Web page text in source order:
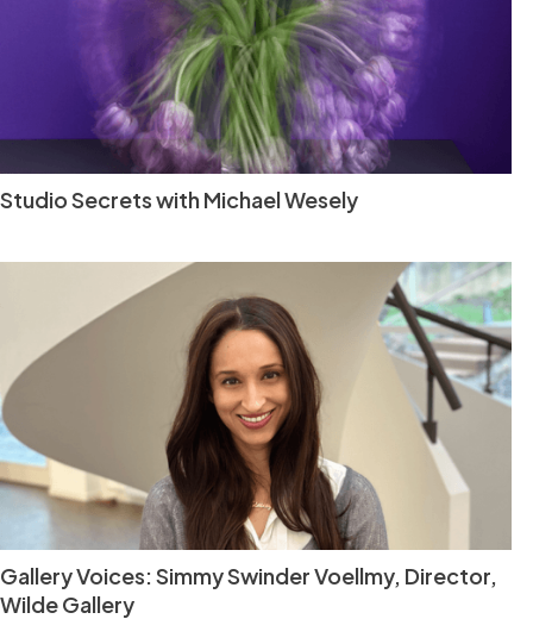
Studio Secrets with Michael Wesely
Gallery Voices: Simmy Swinder Voellmy, Director,
Wilde Gallery